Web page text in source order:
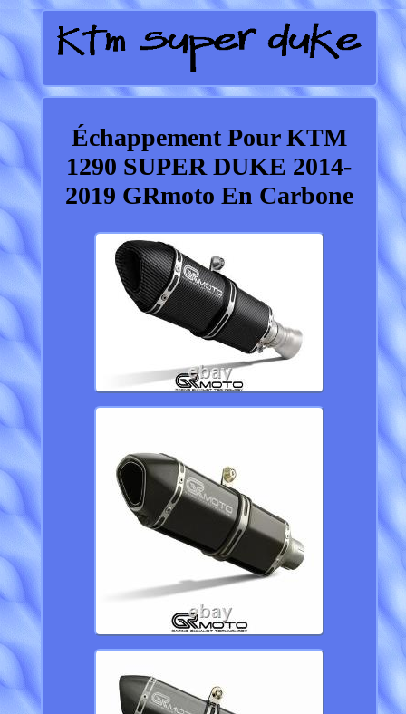
Échappement Pour KTM
1290 SUPER DUKE 2014-
2019 GRmoto En Carbone